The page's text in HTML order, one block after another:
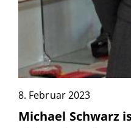
8. Februar 2023
Michael Schwarz